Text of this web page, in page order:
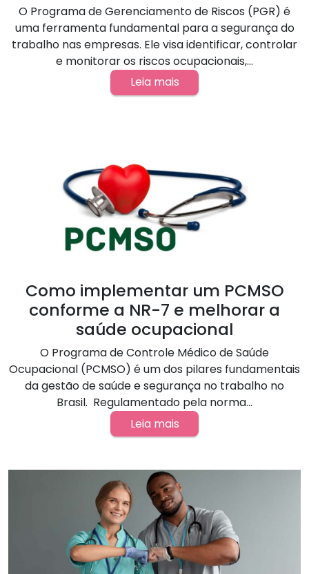
O Programa de Gerenciamento de Riscos (PGR) é
uma ferramenta fundamental para a segurança do
trabalho nas empresas. Ele visa identificar, controlar
e monitorar os riscos ocupacionais,...
Leia mais
Como implementar um PCMSO
conforme a NR-7 e melhorar a
saúde ocupacional
O Programa de Controle Médico de Saúde
Ocupacional (PCMSO) é um dos pilares fundamentais
da gestão de saúde e segurança no trabalho no
Brasil. Regulamentado pela norma...
Leia mais